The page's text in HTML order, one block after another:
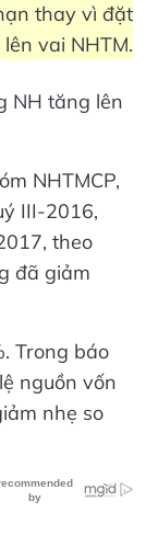
thay vì đặt
lên vai NHTM.
NH tăng lên
NHTMCP,
III-2016,
theo
đã giảm
Trong báo
nguồn vốn
nhẹ so